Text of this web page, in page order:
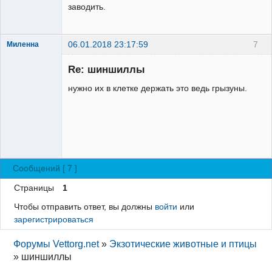
заводить.
7
Миленна 06.01.2018 23:17:59
Re: шиншиллы
нужно их в клетке держать это ведь грызуны.
Сообщений [ 7 ]
Страницы
1
Чтобы отправить ответ, вы должны войти или
зарегистрироваться
Форумы Vettorg.net » Экзотические животные и птицы
» шиншиллы